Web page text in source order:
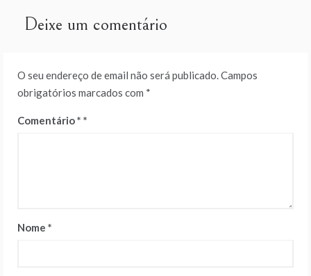
artigos
Deixe um comentário
O seu endereço de email não será publicado.Campos
obrigatórios marcados com *
Comentário*
Nome *